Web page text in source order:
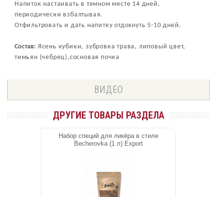
Напиток настаивать в темном месте 14 дней,
периодически взбалтывая.
Отфильтровать и дать напитку отдохнуть 5-10 дней.
Состав: Ясень кубики, зубровка трава, липовый цвет,
тимьян (чебрец),сосновая почка
ВИДЕО
ДРУГИЕ ТОВАРЫ РАЗДЕЛА
Набор специй для ликёра в стиле
Becherovka (1 л) Export